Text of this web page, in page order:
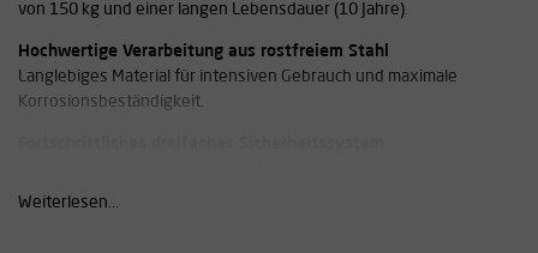
von 150 kg und einer langen Lebensdauer (10 Jahre).
Hochwertige Verarbeitung aus rostfreiem Stahl
Langlebiges Material für intensiven Gebrauch und maximale
Korrosionsbeständigkeit.
minimiert Bedienungsfehler.
Weiterlesen...